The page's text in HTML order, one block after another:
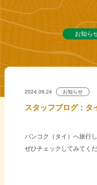
お知ら
2024.09.24 お知らせ
スタッフブログ：タ
バンコク（タイ）へ旅行
ぜひチェックしてみてくだ